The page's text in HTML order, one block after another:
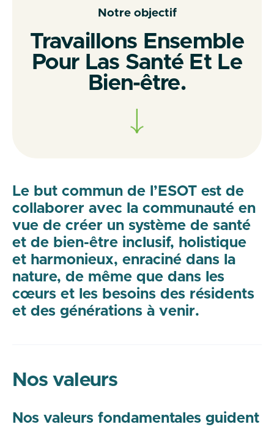
Notre objectif
Travaillons Ensemble
Pour Las Santé Et Le
Bien-être.
Le but commun de l’ESOT est de
collaborer avec la communauté en
vue de créer un système de santé
et de bien-être inclusif, holistique
et harmonieux, enraciné dans la
nature, de même que dans les
cœurs et les besoins des résidents
et des générations à venir.
Nos valeurs
Nos valeurs fondamentales guident